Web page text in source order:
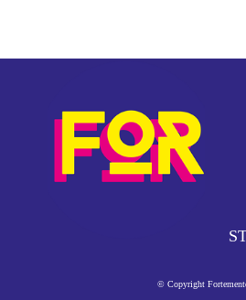
© Copyright